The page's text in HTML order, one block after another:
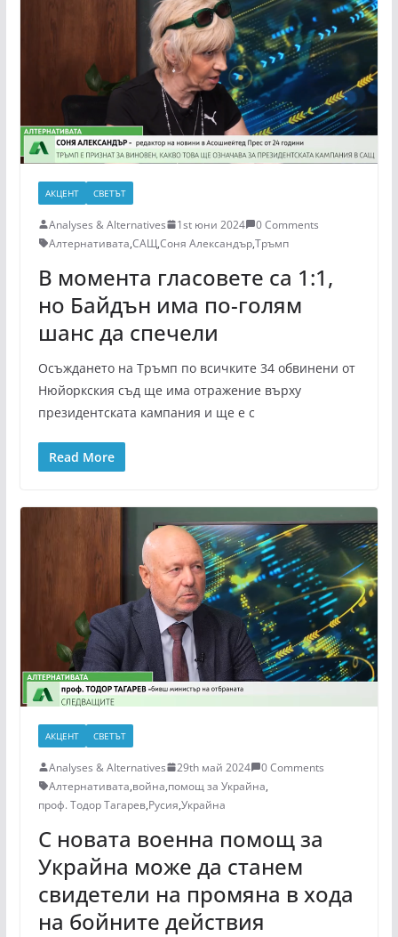
АКЦЕНТ СВЕТЪТ
Analyses & Alternatives 1st юни 2024
0 Comments
Алтернативата,САЩ,Соня Александър,Тръмп
В момента гласовете са 1:1,
но Байдън има по-голям
шанс да спечели
Осъждането на Тръмп по всичките 34 обвинени от
Нюйоркския съд ще има отражение върху
президентската кампания и ще е с
Read More
АКЦЕНТ СВЕТЪТ
Analyses & Alternatives 29th май 2024
0 Comments
Алтернативата,война,помощ за Украйна,
проф. Тодор Тагарев,Русия,Украйна
С новата военна помощ за
Украйна може да станем
свидетели на промяна в хода
на бойните действия